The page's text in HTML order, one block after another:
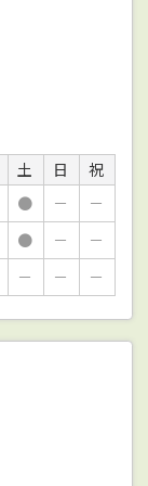
土 日
祝
● －
－
● －
－
－ － －